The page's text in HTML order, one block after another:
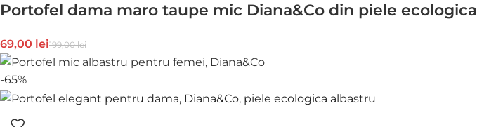
Portofel dama maro taupe mic Diana&Co din piele ecologica
199,00lei
69,00 lei
-65%